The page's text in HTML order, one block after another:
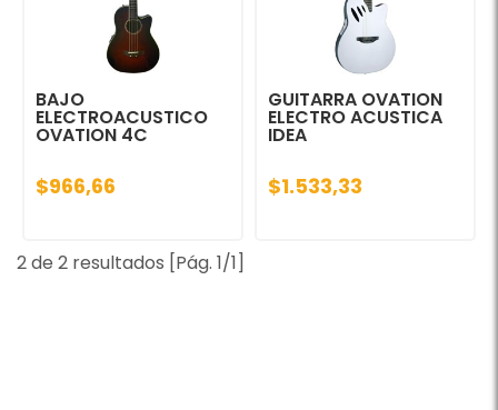
BAJO
ELECTROACUSTICO
OVATION 4C
$966,66
GUITARRA OVATION
ELECTRO ACUSTICA
IDEA
$1.533,33
2 de 2 resultados [Pág. 1/1]